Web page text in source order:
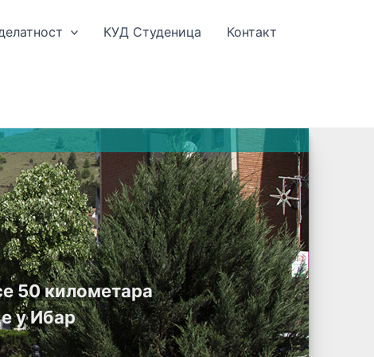
КУД Студеница Контакт
50 километара
у Ибар